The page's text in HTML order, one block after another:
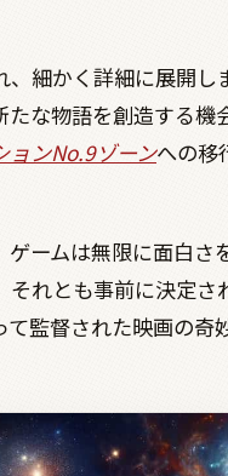
細かく詳細に展開し
な物語を創造する機
ョンNo.9ゾーンへの移
ームは無限に面白さ
れとも事前に決定さ
監督された映画の奇